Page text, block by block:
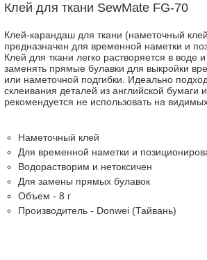
Клей для ткани SewMate FG-70
Клей-карандаш для ткани (наметочный
предназначен для временной наметки и
Клей для ткани легко растворяется в воде
заменять прямые булавки для выкройки
или наметочной подгибки. Идеально
склеивания деталей из английской бумаги
рекомендуется не использовать на видимых
Наметочный клей
Для временной наметки и
Водорастворим и нетоксичен
Для замены прямых булавок
Объем - 8 г
Производитель - Donwei (Тайвань)